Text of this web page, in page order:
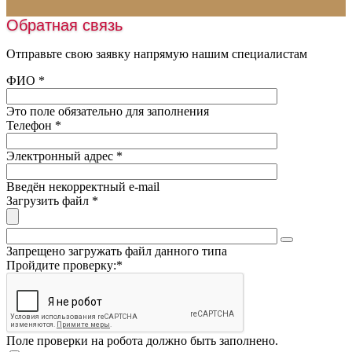
Шовная лента
Пробковая крошка
Песок
Подогрев футбольного поля
Монтаж освещения
Нанесение разметки
Заливка катков
Обслуживание катков
Обратная связь
Отправьте свою заявку напрямую нашим специалистам
ФИО *
Это поле обязательно для заполнения
Телефон *
Электронный адрес *
Введён некорректный e-mail
Загрузить файл *
Запрещено загружать файл данного типа
Пройдите проверку:*
Поле проверки на робота должно быть заполнено.